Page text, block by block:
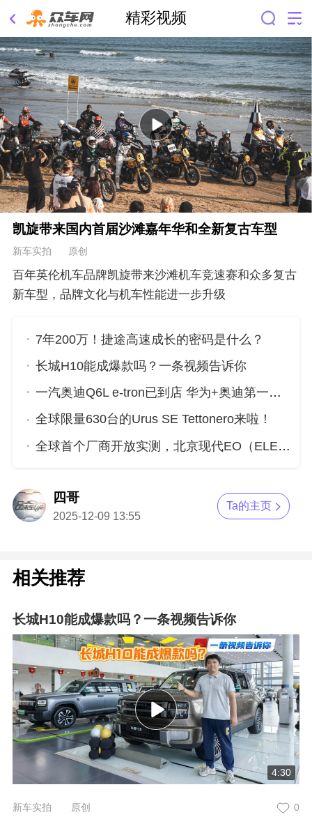
精彩视频
凯旋带来国内首届沙滩嘉年华和全新复古车型
新车实拍 原创
百年英伦机车品牌凯旋带来沙滩机车竞速赛和众多复古
新车型，品牌文化与机车性能进一步升级
7年200万！捷途高速成长的密码是什么？
长城H10能成爆款吗？一条视频告诉你
一汽奥迪Q6L e-tron已到店 华为+奥迪第一车究竟有啥硬核实力？
全球限量630台的Urus SE Tettonero来啦！
全球首个厂商开放实测，北京现代EO（ELEXIO）重新定义新质安全
四哥
2025-12-09 13:55
Ta的主页
相关推荐
长城H10能成爆款吗？一条视频告诉你
4:30
新车实拍 原创 0